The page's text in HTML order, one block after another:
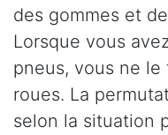
des gommes et
Lorsque vous
pneus, vous ne
roues. La
selon la situation